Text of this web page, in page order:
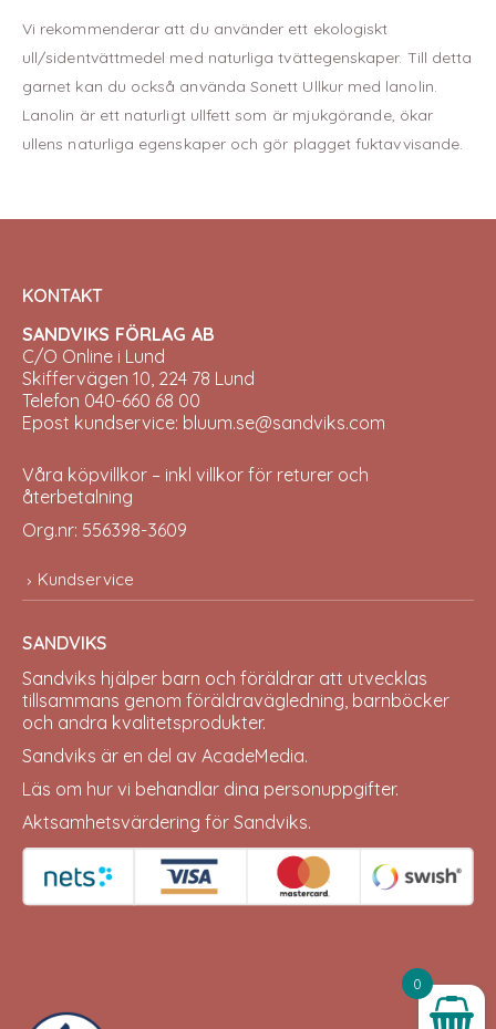
Vi rekommenderar att du använder ett ekologiskt
ull/sidentvättmedel med naturliga tvättegenskaper. Till detta
garnet kan du också använda Sonett Ullkur med lanolin.
Lanolin är ett naturligt ullfett som är mjukgörande, ökar
ullens naturliga egenskaper och gör plagget fuktavvisande.
KONTAKT
SANDVIKS FÖRLAG AB
C/O Online i Lund
Skiffervägen 10, 224 78 Lund
Telefon 040-660 68 00
Epost kundservice: bluum.se@sandviks.com
Våra köpvillkor – inkl villkor för returer och
återbetalning
Org.nr: 556398-3609
Kundservice
SANDVIKS
Sandviks hjälper barn och föräldrar att utvecklas
tillsammans genom föräldravägledning, barnböcker
och andra kvalitetsprodukter.
Sandviks är en del av AcadeMedia.
Läs om hur vi behandlar dina personuppgifter.
Aktsamhetsvärdering för Sandviks.
0